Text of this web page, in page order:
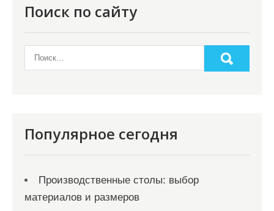
Поиск по сайту
Популярное сегодня
Производственные столы: выбор
материалов и размеров